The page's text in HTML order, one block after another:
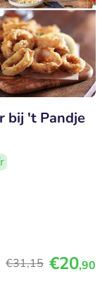
bij 't Pandje
€31,15 €20,90